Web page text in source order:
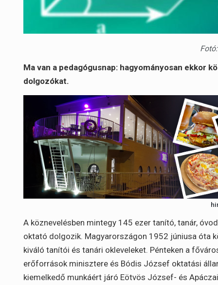
Ma van a pedagógusnap: hagyományosan ekkor
dolgozókat.
A köznevelésben mintegy 145 ezer tanító, tanár,
oktató dolgozik. Magyarországon 1952 júniusa óta
kiváló tanítói és tanári okleveleket. Pénteken a
erőforrások minisztere és Bódis József oktatási
kiemelkedő munkáért járó Eötvös József- és